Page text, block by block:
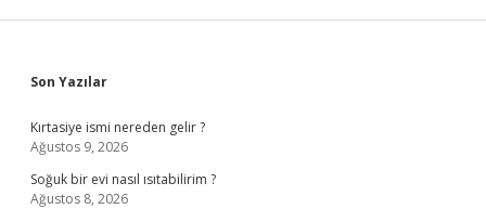
Sidebar
Son Yazılar
Kırtasiye ismi nereden gelir ?
Ağustos 9, 2026
Soğuk bir evi nasıl ısıtabilirim ?
Ağustos 8, 2026